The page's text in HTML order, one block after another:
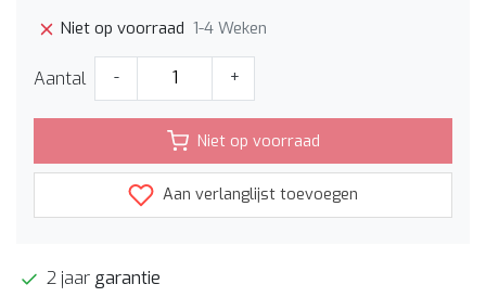
Niet op voorraad 1-4 Weken
Aantal - +
Niet op voorraad
Aan verlanglijst toevoegen
2 jaar garantie